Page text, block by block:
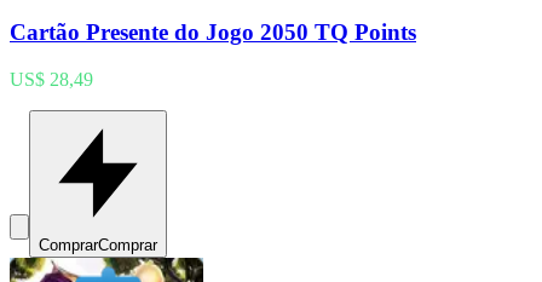
Cartão Presente do Jogo 2050 TQ Points
US$ 28,49
ComprarComprar